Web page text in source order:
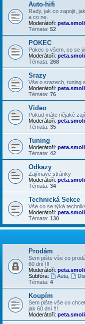
Auto-hifi
Rady, jak co zapojit,
a co ne.
Moderátoři:
Témata: 52
POKEC
Pokec o všem, co se
Moderátoři:
Témata: 268
Srazy
Vše o srazech, tuning
Moderátoři:
Témata: 76
Video
Pokud máte nějaké
Moderátoři:
Témata: 35
Tuning
Moderátoři:
Témata: 42
Odkazy
Zajímavé stránky
Moderátoři:
Témata: 34
Technická Sekce
Vše co se týká
Moderátoři:
Témata: 130
Prodám
Sem pište vše co
60 dní !!!
Moderátoři:
Subfóra:
Auta,
Témata: 4
Koupím
Sem pište vše co
jak 60 dní !!!
Moderátoři: